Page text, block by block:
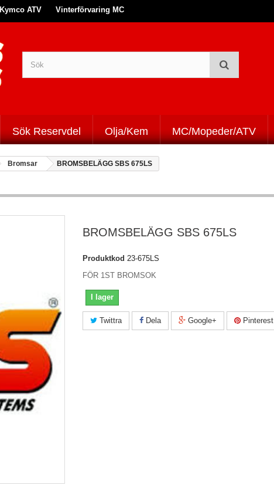
Kymco ATV Vinterförvaring MC
Sök Reservdel Olja/Kem MC/Mopeder/ATV
Bromsar BROMSBELÄGG SBS 675LS
BROMSBELÄGG SBS 675LS
Produktkod 23-675LS
FÖR 1ST BROMSOK
I lager
Twittra Dela Google+ Pinterest